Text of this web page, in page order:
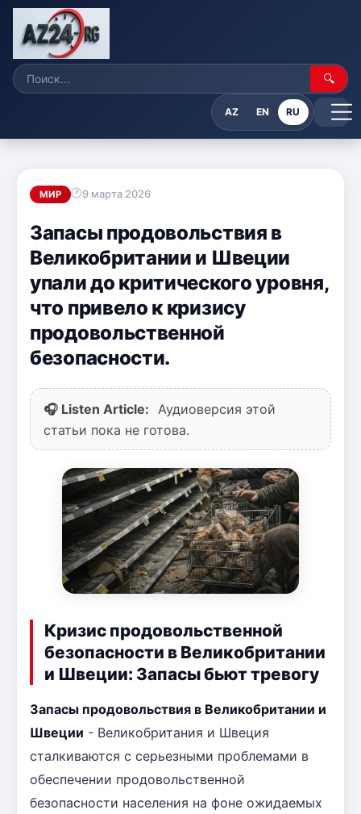
🔍
AZ EN RU
МИР 9 марта 2026
Запасы продовольствия в
Великобритании и Швеции
упали до критического уровня,
что привело к кризису
продовольственной
безопасности.
🎧 Listen Article:
Аудиоверсия этой
статьи пока не готова.
Кризис продовольственной
безопасности в Великобритании
и Швеции: Запасы бьют тревогу
Запасы продовольствия в Великобритании и
Швеции - Великобритания и Швеция
сталкиваются с серьезными проблемами в
обеспечении продовольственной
безопасности населения на фоне ожидаемых